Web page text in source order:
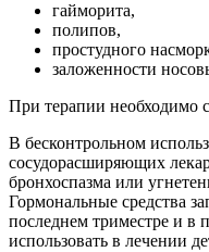
гайморита,
полипов,
простудного
заложенности
При терапии необходимо
В бесконтрольном
сосудорасширяющих
бронхоспазма или
Гормональные средства
последнем триместре и в
использовать в лечении